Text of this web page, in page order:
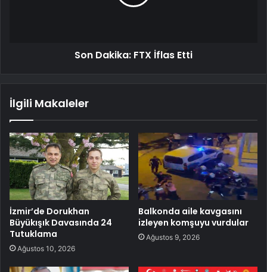
Son Dakika: FTX İflas Etti
İlgili Makaleler
İzmir’de Dorukhan
Büyükışık Davasında 24
Tutuklama
Ağustos 10, 2026
Balkonda aile kavgasını
izleyen komşuyu vurdular
Ağustos 9, 2026